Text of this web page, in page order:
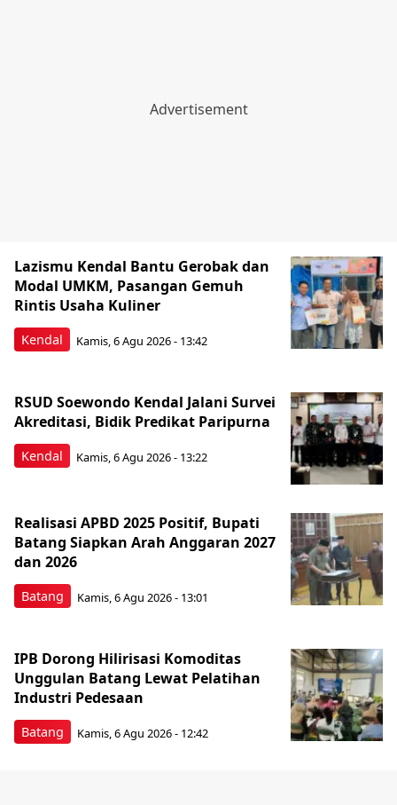
Kendal
Lazismu Kendal Bantu Gerobak dan
Modal UMKM, Pasangan Gemuh
Rintis Usaha Kuliner
Kamis, 6 Agu 2026 - 13:42
Kendal
RSUD Soewondo Kendal Jalani Survei
Akreditasi, Bidik Predikat Paripurna
Kamis, 6 Agu 2026 - 13:22
Batang
Realisasi APBD 2025 Positif, Bupati
Batang Siapkan Arah Anggaran 2027
dan 2026
Kamis, 6 Agu 2026 - 13:01
Batang
IPB Dorong Hilirisasi Komoditas
Unggulan Batang Lewat Pelatihan
Industri Pedesaan
Kamis, 6 Agu 2026 - 12:42